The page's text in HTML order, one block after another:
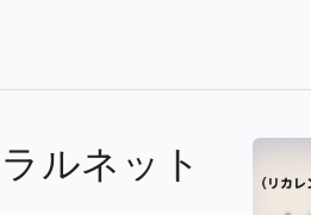
ルネット